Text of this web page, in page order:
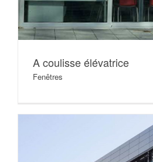
A coulisse élévatrice
Fenêtres